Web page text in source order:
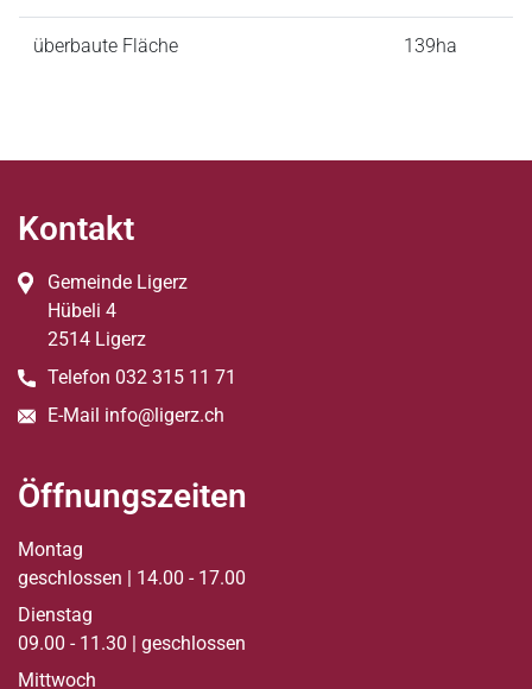
überbaute Fläche 139ha
Kontakt
Gemeinde Ligerz
Hübeli 4
2514 Ligerz
Telefon 032 315 11 71
E-Mail info@ligerz.ch
Öffnungszeiten
Montag
geschlossen | 14.00 - 17.00
Dienstag
09.00 - 11.30 | geschlossen
Mittwoch